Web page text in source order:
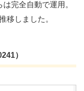
完全自動で運用。
移しました。
）